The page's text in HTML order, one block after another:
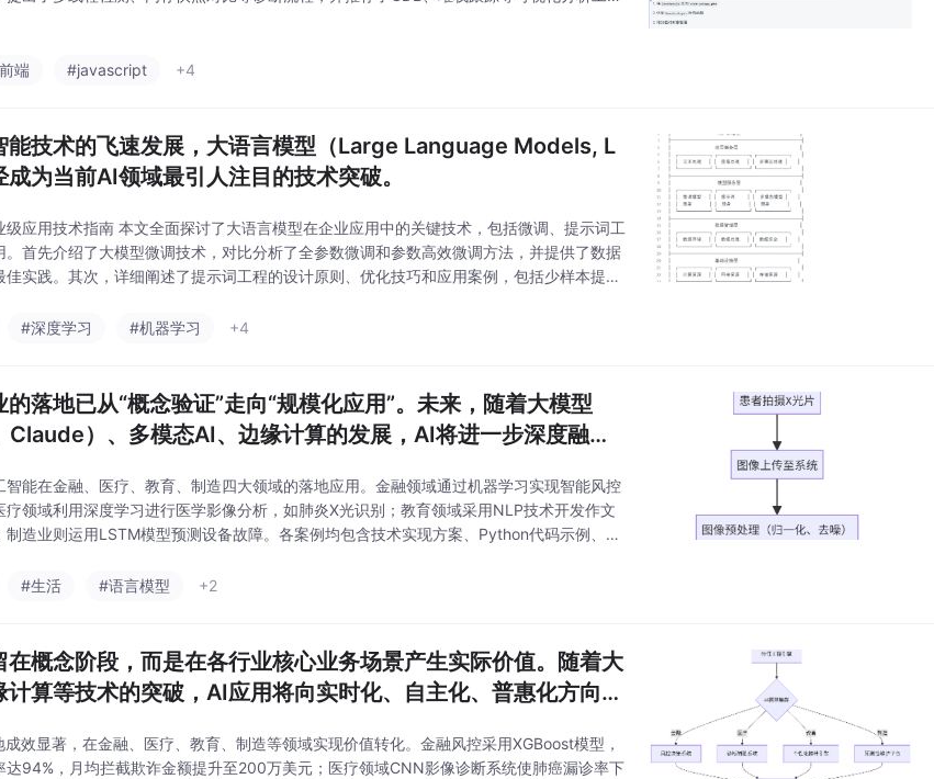
端 #javascript +4
能技术的飞速发展，大语言模型（Large Language Models, L
为当前AI领域最引人注目的技术突破。
级应用技术指南 本文全面探讨了大语言模型在企业应用中的关键技术，包括微调、提示词工
。首先介绍了大模型微调技术，对比分析了全参数微调和参数高效微调方法，并提供了数据
佳实践。其次，详细阐述了提示词工程的设计原则、优化技巧和应用案例，包括少样本提示
级解决方案
#深度学习 #机器学习 +4
落地已从“概念验证”走向“规模化应用”。未来，随着大模型
Claude）、多模态AI、边缘计算的发展，AI将进一步深度融合
智能在金融、医疗、教育、制造四大领域的落地应用。金融领域通过机器学习实现智能风控
疗领域利用深度学习进行医学影像分析，如肺炎X光识别；教育领域采用NLP技术开发作文
制造业则运用LSTM模型预测设备故障。各案例均包含技术实现方案、Python代码示例、Pr
#生活 #语言模型 +2
在概念阶段，而是在各行业核心业务场景产生实际价值。随着大
计算等技术的突破，AI应用将向实时化、自主化、普惠化方向深
成效显著，在金融、医疗、教育、制造等领域实现价值转化。金融风控采用XGBoost模型，
达94%，月均拦截欺诈金额提升至200万美元；医疗领域CNN影像诊断系统使肺癌漏诊率下